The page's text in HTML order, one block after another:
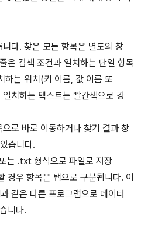
다. 찾은 모든 항목은 별도의 창
은 검색 조건과 일치하는 단일 항목
하는 위치(키 이름, 값 이름 또
치하는 텍스트는 빨간색으로 강
로 바로 이동하거나 찾기 결과 창
습니다.
는 .txt 형식으로 파일로 저장
우 항목은 탭으로 구분됩니다. 이
같은 다른 프로그램으로 데이터
니다.